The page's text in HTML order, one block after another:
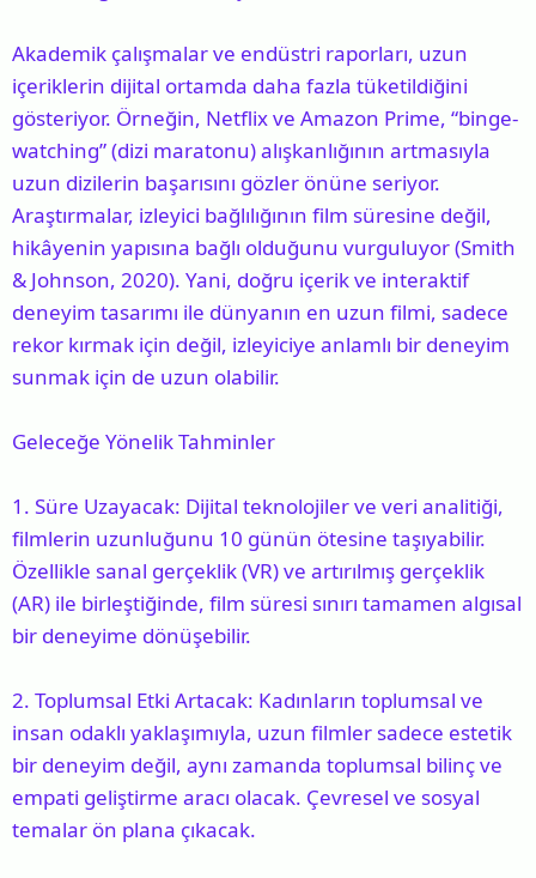
Akademik çalışmalar ve endüstri raporları, uzun
içeriklerin dijital ortamda daha fazla tüketildiğini
gösteriyor. Örneğin, Netflix ve Amazon Prime, “binge-
watching” (dizi maratonu) alışkanlığının artmasıyla
uzun dizilerin başarısını gözler önüne seriyor.
Araştırmalar, izleyici bağlılığının film süresine değil,
hikâyenin yapısına bağlı olduğunu vurguluyor (Smith
& Johnson, 2020). Yani, doğru içerik ve interaktif
deneyim tasarımı ile dünyanın en uzun filmi, sadece
rekor kırmak için değil, izleyiciye anlamlı bir deneyim
sunmak için de uzun olabilir.
Geleceğe Yönelik Tahminler
1. Süre Uzayacak: Dijital teknolojiler ve veri analitiği,
filmlerin uzunluğunu 10 günün ötesine taşıyabilir.
Özellikle sanal gerçeklik (VR) ve artırılmış gerçeklik
(AR) ile birleştiğinde, film süresi sınırı tamamen algısal
bir deneyime dönüşebilir.
2. Toplumsal Etki Artacak: Kadınların toplumsal ve
insan odaklı yaklaşımıyla, uzun filmler sadece estetik
bir deneyim değil, aynı zamanda toplumsal bilinç ve
empati geliştirme aracı olacak. Çevresel ve sosyal
temalar ön plana çıkacak.